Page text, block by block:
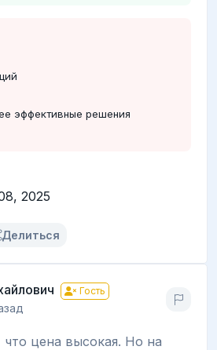
эффективные решения
2025
Делиться
Гость
цена высокая. Но на